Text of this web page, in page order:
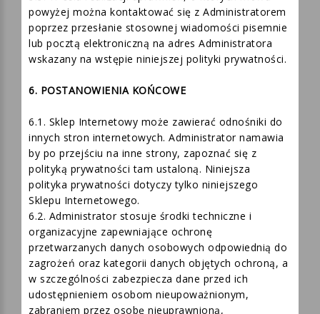
sprzeciwu wobec przetwarzania jej danych.
5.5. W celu realizacji uprawnień, o których mowa
powyżej można kontaktować się z Administratorem
poprzez przesłanie stosownej wiadomości pisemnie
wskazany na wstępie niniejszej polityki prywatności.
6. POSTANOWIENIA KOŃCOWE
6.1. Sklep Internetowy może zawierać odnośniki do
innych stron internetowych. Administrator namawia
by po przejściu na inne strony, zapoznać się z
polityką prywatności tam ustaloną. Niniejsza
polityka prywatności dotyczy tylko niniejszego
Sklepu Internetowego.
6.2. Administrator stosuje środki techniczne i
organizacyjne zapewniające ochronę
przetwarzanych danych osobowych odpowiednią do
zagrożeń oraz kategorii danych objętych ochroną, a
w szczególności zabezpiecza dane przed ich